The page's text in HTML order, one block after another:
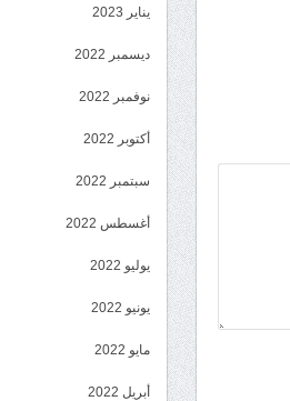
يناير 2023
ديسمبر 2022
نوفمبر 2022
أكتوبر 2022
سبتمبر 2022
أغسطس 2022
يوليو 2022
يونيو 2022
مايو 2022
أبريل 2022